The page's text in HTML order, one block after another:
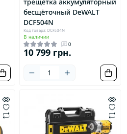
бесщёточный DeWALT
DCF504N
Код товара: DCF504N
В наличии
0
10 799 грн.